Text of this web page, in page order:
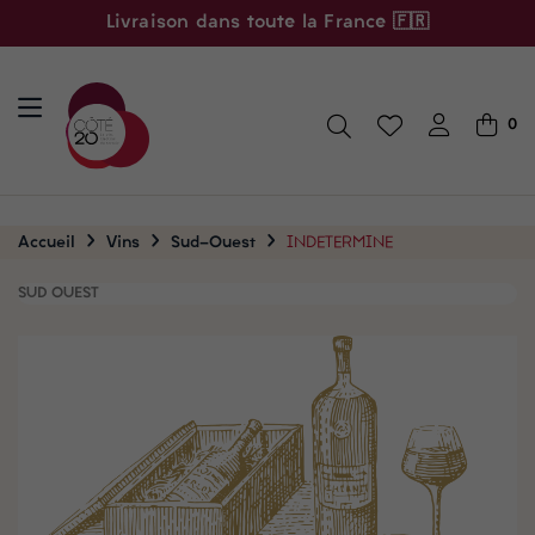
Livraison dans toute la France 🇫🇷
0
Accueil Vins Sud-Ouest INDETERMINE
SUD OUEST